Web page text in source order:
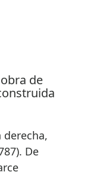
derecha,
De